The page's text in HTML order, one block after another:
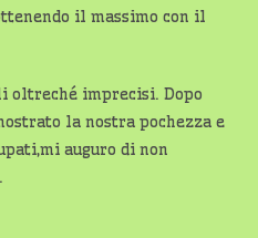
il massimo con il
oltreché imprecisi. Dopo
la nostra pochezza e
auguro di non